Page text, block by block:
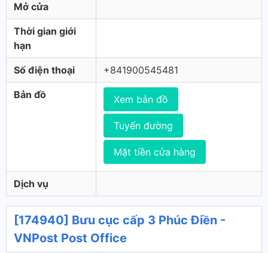
Mở cửa
Thời gian giới
hạn
Số điện thoại +841900545481
Bản đồ Xem bản đồ
Tuyến đường
Mặt tiền cửa hàng
Dịch vụ
[174940] Bưu cục cấp 3 Phúc Điền -
VNPost Post Office